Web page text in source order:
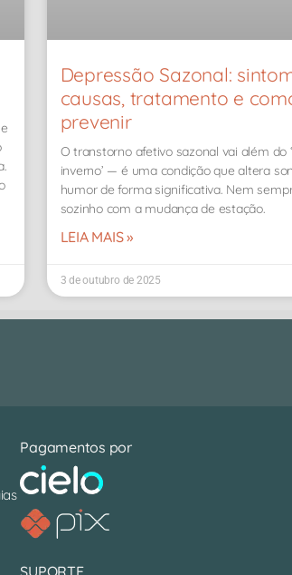
Depressão Sazonal:
causas, tratamento e
prevenir
O transtorno afetivo sazonal vai além do
inverno’ — é uma condição que altera
humor de forma significativa. Nem
sozinho com a mudança de estação.
LEIA MAIS »
3 de outubro de 2025
Pagamentos por